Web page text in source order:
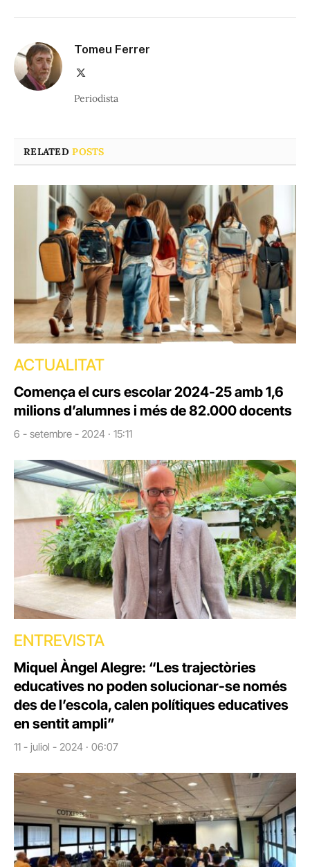
Tomeu Ferrer
Periodista
RELATEDPOSTS
ACTUALITAT
Comença el curs escolar 2024-25 amb 1,6
milions d’alumnes i més de 82.000 docents
6 - setembre - 2024 · 15:11
ENTREVISTA
Miquel Àngel Alegre: “Les trajectòries
educatives no poden solucionar-se només
des de l’escola, calen polítiques educatives
en sentit ampli”
11 - juliol - 2024 · 06:07